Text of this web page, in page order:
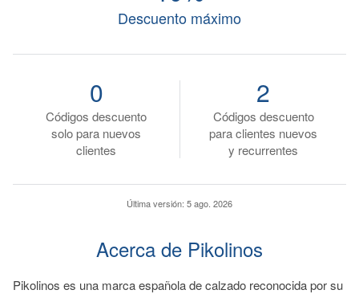
Descuento máximo
Códigos descuento
solo para nuevos
clientes
0
Códigos descuento
para clientes nuevos
y recurrentes
2
Última versión: 5 ago. 2026
Acerca de Pikolinos
Pikolinos es una marca española de calzado reconocida por su